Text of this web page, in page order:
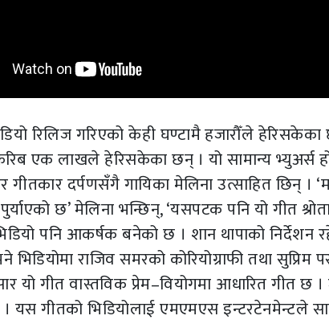
रिलिज गरिएको केही घण्टामै हजारौँले
एक लाखले हेरिसकेका छन् । यो सामान्य भ्युअर्स
गीतकार दर्पणसँगै गायिका मेलिना उत्साहित छिन् ।
छ’ मेलिना भन्छिन्, ‘यसपटक पनि यो गीत
पनि आकर्षक बनेको छ । शान थापाको निर्देशन
राजिव समरको कोरियोग्राफी तथा
यो गीत वास्तविक प्रेम–वियोगमा आधारित गीत छ
यस गीतको भिडियोलाई एमएमएस इन्टरटेनमेन्टले